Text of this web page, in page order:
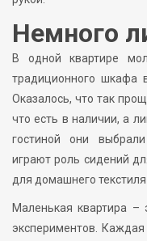
Немного
В одной квартире
традиционного шкафа
Оказалось, что так
что есть в наличии, а
гостиной они
играют роль сидений
для домашнего текстиля
Маленькая квартира
экспериментов. Каждая